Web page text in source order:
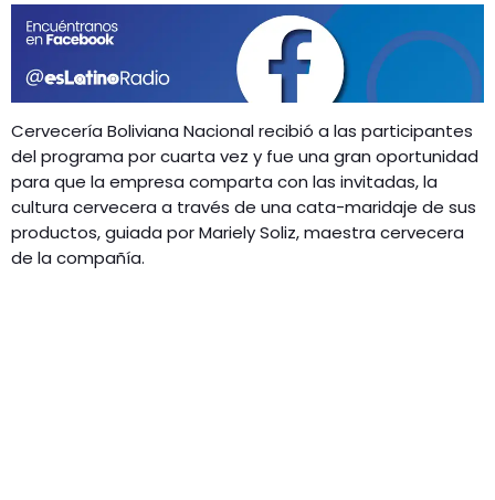
Cervecería Boliviana Nacional recibió a las participantes
del programa por cuarta vez y fue una gran oportunidad
para que la empresa comparta con las invitadas, la
cultura cervecera a través de una cata-maridaje de sus
productos, guiada por Mariely Soliz, maestra cervecera
de la compañía.